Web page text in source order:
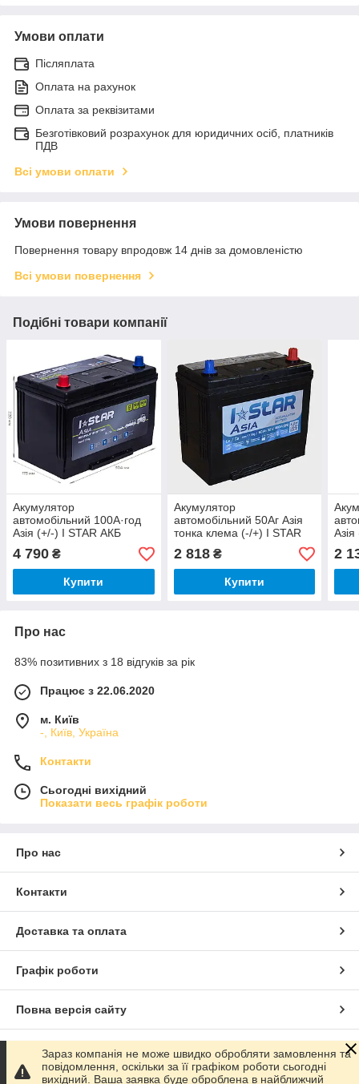
Умови оплати
Післяплата
Оплата на рахунок
Оплата за реквізитами
Безготівковий розрахунок для юридичних осіб, платників
ПДВ
Всі умови оплати
Умови повернення
Повернення товару впродовж 14 днів за домовленістю
Всі умови повернення
Подібні товари компанії
Акумулятор
автомобільний 100А·год
Азія (+/-) I STAR АКБ
304х173х220
4 790 ₴
Купити
Акумулятор
автомобільний 50Аг Азія
тонка клема (-/+) I STAR
АКБ 236х129х220
2 818₴
Купити
2
Про нас
83% позитивних з 18 відгуків за рік
Працює з 22.06.2020
м. Київ
-, Київ, Україна
Контакти
Сьогодні вихідний
Показати весь графік роботи
Про нас
Контакти
Доставка та оплата
Графік роботи
Повна версія сайту
Сайт створено на маркетплейсіProm.ua
Зараз компанія не може швидко обробляти замовлення та
повідомлення, оскільки за її графіком роботи сьогодні
вихідний. Ваша заявка буде оброблена в найближчий